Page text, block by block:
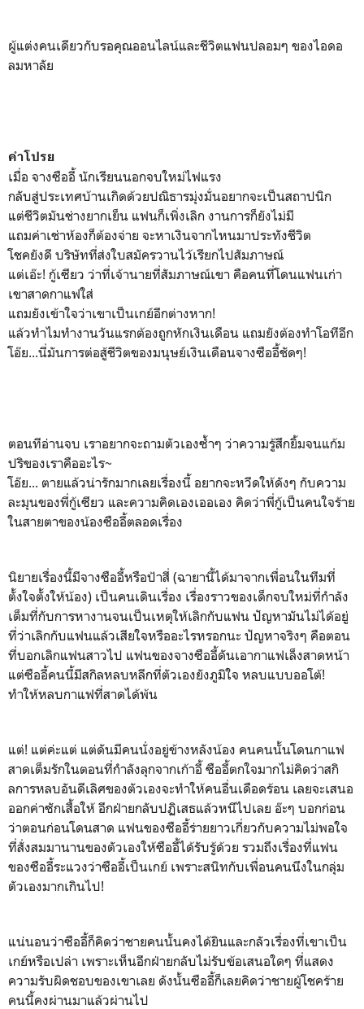
ผู้แต่งคนเดียวกับรอคุณออนไลน์และชีวิตแฟนปลอมๆ ของไอดอ
ลมหาลัย
คำโปรย
เมื่อ จางซืออี้ นักเรียนนอกจบใหม่ไฟแรง
กลับสู่ประเทศบ้านเกิดด้วยปณิธารมุ่งมั่นอยากจะเป็นสถาปนิก
แต่ชีวิตมันช่างยากเย็น แฟนก็เพิ่งเลิก งานการก็ยังไม่มี
แถมค่าเช่าห้องก็ต้องจ่าย จะหาเงินจากไหนมาประทังชีวิต
โชคยังดี บริษัทที่ส่งใบสมัครวานไว้เรียกไปสัมภาษณ์
แต่เอ๊ะ! กู้เซียว ว่าที่เจ้านายที่สัมภาษณ์เขา คือคนที่โดนแฟนเก่า
เขาสาดกาแฟใส่
แถมยังเข้าใจว่าเขาเป็นเกย์อีกต่างหาก!
แล้วทำไมทำงานวันแรกต้องถูกหักเงินเดือน แถมยังต้องทำโอทีอีก
โอ๊ย...นี่มันการต่อสู้ชีวิตของมนุษย์เงินเดือนจางซืออี้ชัดๆ!
ตอนทีอ่านจบ เราอยากจะถามตัวเองซ้ำๆ ว่าความรู้สึกยิ้มจนแก้ม
ปริของเราคืออะไร~
โอ๊ย... ตายแล้วน่ารักมากเลยเรื่องนี้ อยากจะหวีดให้ดังๆ กับความ
ละมุนของพี่กู้เซียว และความคิดเองเออเอง คิดว่าพี่กู้เป็นคนใจร้าย
ในสายตาของน้องซืออี้ตลอดเรื่อง
นิยายเรื่องนี้มีจางซืออี้หรือป้าสี่ (ฉายานี้ได้มาจากเพื่อนในทีมที่
ตั้งใจตั้งให้น้อง) เป็นคนเดินเรื่อง เรื่องราวของเด็กจบใหม่ที่กำลัง
เต็มที่กับการหางานจนเป็นเหตุให้เลิกกับแฟน ปัญหามันไม่ได้อยู่
ที่ว่าเลิกกับแฟนแล้วเสียใจหรืออะไรหรอกนะ ปัญหาจริงๆ คือตอน
ที่บอกเลิกแฟนสาวไป แฟนของจางซืออี้ดันเอากาแฟเล็งสาดหน้า
แต่ซืออี้คนนี้มีสกิลหลบหลีกที่ตัวเองยังภูมิใจ หลบแบบออโต้!
ทำให้หลบกาแฟที่สาดได้พ้น
แต่! แต่ค่ะแต่ แต่ดันมีคนนั่งอยู่ข้างหลังน้อง คนคนนั้นโดนกาแฟ
สาดเต็มรักในตอนที่กำลังลุกจากเก้าอี้ ซืออี้ตกใจมากไม่คิดว่าสกิ
ลการหลบอันดีเลิศของตัวเองจะทำให้คนอื่นเดือดร้อน เลยจะเสนอ
ออกค่าซักเสื้อให้ อีกฝ่ายกลับปฏิเสธแล้วหนีไปเลย อ๊ะๆ บอกก่อน
ว่าตอนก่อนโดนสาด แฟนของซืออี้ร่ายยาวเกี่ยวกับความไม่พอใจ
ที่สั่งสมมานานของตัวเองให้ซืออี้ได้รับรู้ด้วย รวมถึงเรื่องที่แฟน
ของซืออี้ระแวงว่าซืออี้เป็นเกย์ เพราะสนิทกับเพื่อนคนนึงในกลุ่ม
ตัวเองมากเกินไป!
แน่นอนว่าซืออี้ก็คิดว่าชายคนนั้นคงได้ยินและกลัวเรื่องที่เขาเป็น
เกย์หรือเปล่า เพราะเห็นอีกฝ่ายกลับไม่รับข้อเสนอใดๆ ที่แสดง
ความรับผิดชอบของเขาเลย ดังนั้นซืออี้ก็เลยคิดว่าชายผู้โชคร้าย
คนนี้คงผ่านมาแล้วผ่านไป